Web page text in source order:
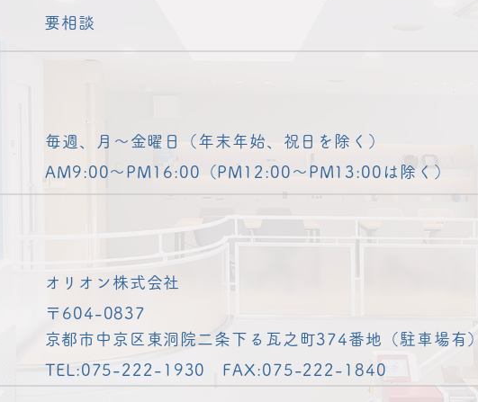
要相談
毎週、月～金曜日（年末年始、祝日を除く）
AM9:00～PM16:00（PM12:00～PM13:00は除く）
​オリオン株式会社
〒604-0837
​京都市中京区東洞院二条下る瓦之町374番地（駐車場有）
TEL:075-222-1930 FAX:075-222-1840